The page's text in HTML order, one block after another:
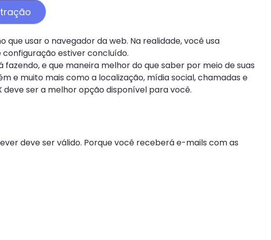
usar o navegador da web. Na realidade, você usa
configuração estiver concluído.
e que maneira melhor do que saber por meio de suas
e muito mais como a localização, mídia social, chamadas e
ser a melhor opção disponível para você.
deve ser válido. Porque você receberá e-mails com as